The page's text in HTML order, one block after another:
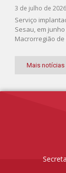
3 de julho de 2026
Serviço
Sesau, em
Macrorregião de
Mais notícias